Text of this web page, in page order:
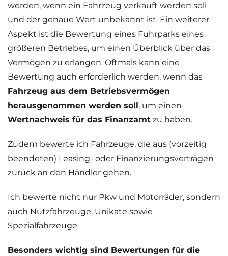
werden, wenn ein Fahrzeug verkauft werden soll
und der genaue Wert unbekannt ist. Ein weiterer
Aspekt ist die Bewertung eines Fuhrparks eines
größeren Betriebes, um einen Überblick über das
Vermögen zu erlangen. Oftmals kann eine
Bewertung auch erforderlich werden, wenn das
Fahrzeug aus dem Betriebsvermögen
herausgenommen werden soll, um einen
Wertnachweis für das Finanzamt zu haben.
Zudem bewerte ich Fahrzeuge, die aus (vorzeitig
beendeten) Leasing- oder Finanzierungsverträgen
zurück an den Händler gehen.
Ich bewerte nicht nur Pkw und Motorräder, sondern
auch Nutzfahrzeuge, Unikate sowie
Spezialfahrzeuge.
Besonders wichtig sind Bewertungen für die